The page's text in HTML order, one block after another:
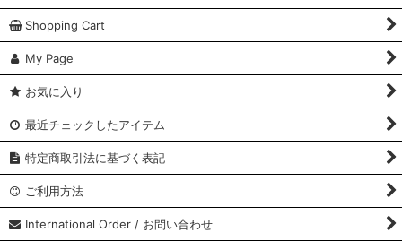
Shopping Cart
My Page
お気に入り
最近チェックしたアイテム
特定商取引法に基づく表記
ご利用方法
International Order / お問い合わせ